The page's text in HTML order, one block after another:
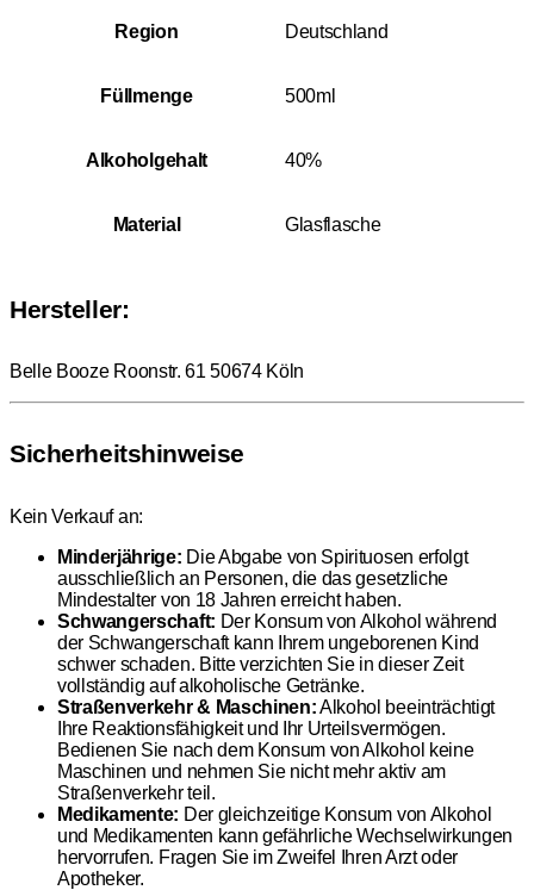
Region Deutschland
Füllmenge 500ml
Alkoholgehalt 40%
Material Glasflasche
Hersteller:
Belle Booze Roonstr. 61 50674 Köln
Sicherheitshinweise
Kein Verkauf an:
Minderjährige: Die Abgabe von Spirituosen erfolgt
ausschließlich an Personen, die das gesetzliche
Mindestalter von 18 Jahren erreicht haben.
Schwangerschaft: Der Konsum von Alkohol während
der Schwangerschaft kann Ihrem ungeborenen Kind
schwer schaden. Bitte verzichten Sie in dieser Zeit
vollständig auf alkoholische Getränke.
Straßenverkehr & Maschinen:Alkohol beeinträchtigt
Ihre Reaktionsfähigkeit und Ihr Urteilsvermögen.
Bedienen Sie nach dem Konsum von Alkohol keine
Maschinen und nehmen Sie nicht mehr aktiv am
Straßenverkehr teil.
Medikamente: Der gleichzeitige Konsum von Alkohol
und Medikamenten kann gefährliche Wechselwirkungen
hervorrufen. Fragen Sie im Zweifel Ihren Arzt oder
Apotheker.